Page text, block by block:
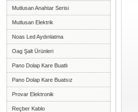
Mutlusan Anahtar Serisi
Mutlusan Elektrik
Noas Led Aydınlatma
Oag Şalt Ürünleri
Pano Dolap Kare Buatlı
Pano Dolap Kare Buatsız
Provar Elektronik
Reçber Kablo